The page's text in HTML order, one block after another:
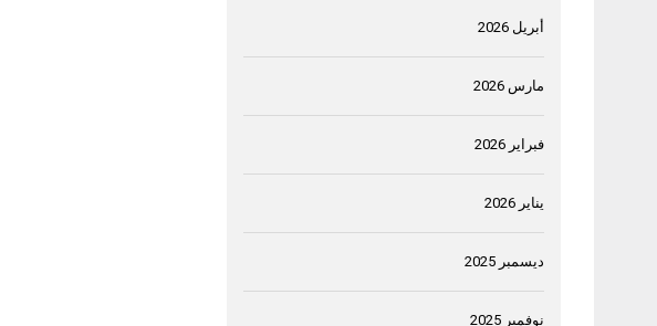
أبريل 2026
مارس 2026
فبراير 2026
يناير 2026
ديسمبر 2025
نوفمبر 2025